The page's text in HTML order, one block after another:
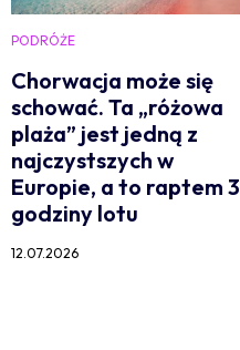
PODRÓŻE
Chorwacja może się
schować. Ta „różowa
plaża” jest jedną z
najczystszych w
Europie, a to raptem 3
godziny lotu
12.07.2026